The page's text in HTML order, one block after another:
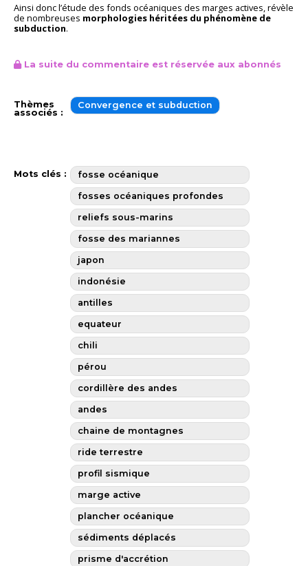
Ainsi donc l’étude des fonds océaniques des marges actives, révèle
de nombreuses morphologies héritées du phénomène de
subduction.
La suite du commentaire est réservée aux abonnés
Thèmes
associés :
Convergence et subduction
Mots clés : fosse océanique
fosses océaniques profondes
reliefs sous-marins
fosse des mariannes
japon
indonésie
antilles
equateur
chili
pérou
cordillère des andes
andes
chaine de montagnes
ride terrestre
profil sismique
marge active
plancher océanique
sédiments déplacés
prisme d'accrétion